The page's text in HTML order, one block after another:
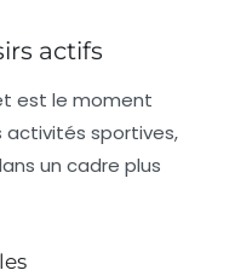
actifs
est le moment
activités sportives,
un cadre plus